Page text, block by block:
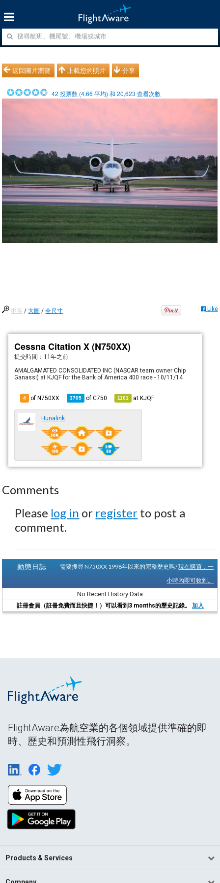
返回圖片瀏覽 上載您的照片 分享
42 投票数 (4.66 平均) 和20,623 查看次數
中等 /大圖 /全尺寸 Like
Cessna Citation X (N750XX)
提交時間： 11年之前
AMALGAMATED CONSOLIDATED INC (NASCAR team owner Chip
Ganassi) at KJQF for the Bank of America 400 race - 10/11/14
4 of N750XX 3705 ofC750 1101 atKJQF
Hunalink
Comments
Please log in or register to post a
comment.
動態日誌 需要搜尋 N750XX 1998年以來的完整歷史嗎?現在購買，一
小時內即可收到。
No Recent History Data
註冊會員（註冊免費而且快捷！）可以看到3 months的歷史記錄。 加入
FlightAware為航空業的各個領域提供準確的即
時、歷史和預測性飛行洞察。
Products & Services